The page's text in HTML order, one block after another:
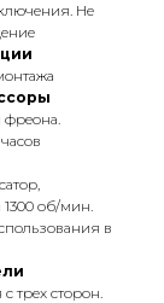
Не
фреона.
об/мин.
в
трех сторон.